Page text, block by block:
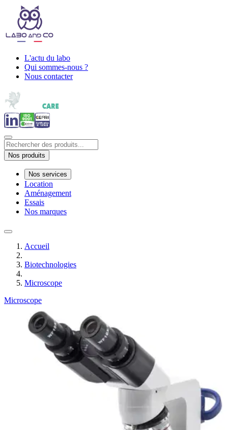
L'actu du labo
Qui sommes-nous ?
Nous contacter
Nos produits
Nos services
Location
Aménagement
Essais
Nos marques
Accueil
Biotechnologies
Microscope
Microscope